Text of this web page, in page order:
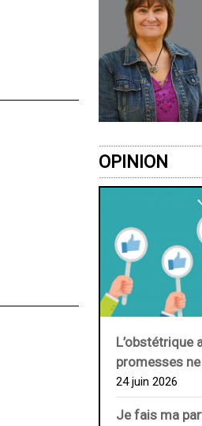
OPINION
L’obstétrique
promesses
24 juin 2026
Je fais ma